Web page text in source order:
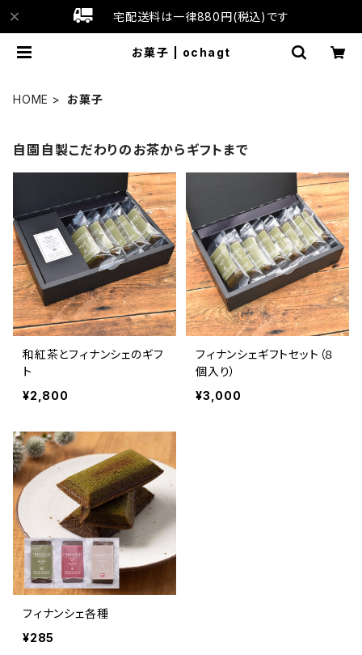
宅配送料は一律880円(税込)です
お菓子 | ochagt
HOME お菓子
自園自製こだわりのお茶からギフトまで
和紅茶とフィナンシェのギフ
ト
¥2,800
フィナンシェギフトセット（８
個入り）
¥3,000
フィナンシェ各種
¥285